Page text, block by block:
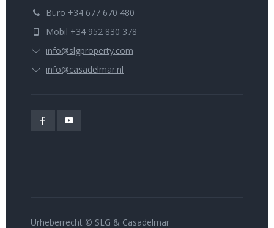
Büro +34 677 670 480
Mobil +34 952 830 378
info@slgproperty.com
info@casadelmar.nl
Urheberrecht © SLG & Casadelmar